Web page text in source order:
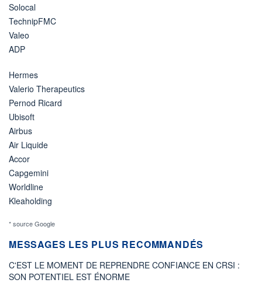
Solocal
TechnipFMC
Valeo
ADP
Hermes
Valerio Therapeutics
Pernod Ricard
Ubisoft
Airbus
Air Liquide
Accor
Capgemini
Worldline
Kleaholding
* source Google
MESSAGES LES PLUS RECOMMANDÉS
C'EST LE MOMENT DE REPRENDRE CONFIANCE EN CRSI :
SON POTENTIEL EST ÉNORME